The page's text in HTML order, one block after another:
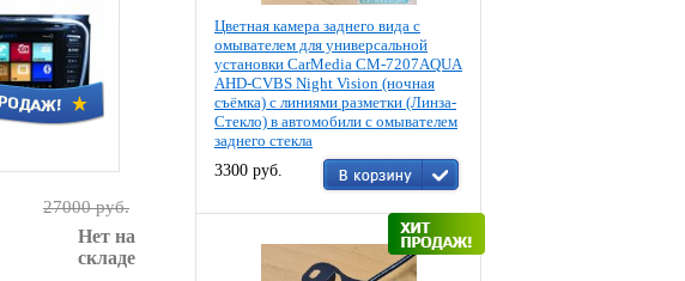
Цветная камера заднего вида c
омывателем для универсальной
установки CarMedia CM-7207AQUA
AHD-CVBS Night Vision (ночная
съёмка) с линиями разметки (Линза-
Стекло) в автомобили с омывателем
заднего стекла
3300 руб.
27000 руб.
Нет на
складе